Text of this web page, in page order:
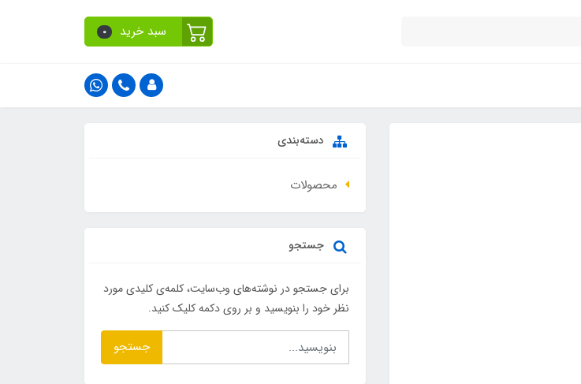
سبد خرید 0
دسته‌بندی
محصولات
جستجو
برای جستجو در نوشته‌های وب‌سایت، کلمه‌ی کلیدی مورد
نظر خود را بنویسید و بر روی دکمه کلیک کنید.
جستجو